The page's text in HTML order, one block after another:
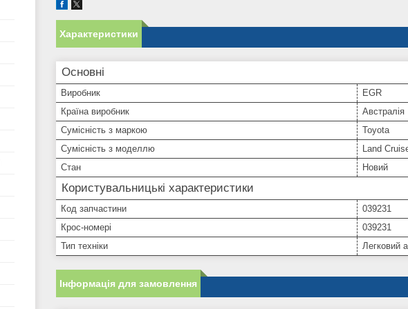
Характеристики
Основні
Виробник
EGR
Країна виробник
Австралія
Сумісність з маркою
Toyota
Сумісність з моделлю
Land
Стан
Новий
Користувальницькі характеристики
Код запчастини
039231
Крос-номері
039231
Тип техніки
Легковий
Інформація для замовлення